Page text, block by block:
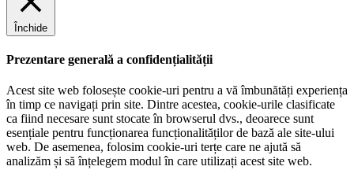
Închide
Prezentare generală a confidențialității
Acest site web folosește cookie-uri pentru a vă îmbunătăți experiența
în timp ce navigați prin site. Dintre acestea, cookie-urile clasificate
ca fiind necesare sunt stocate în browserul dvs., deoarece sunt
esențiale pentru funcționarea funcționalităților de bază ale site-ului
web. De asemenea, folosim cookie-uri terțe care ne ajută să
analizăm și să înțelegem modul în care utilizați acest site web.